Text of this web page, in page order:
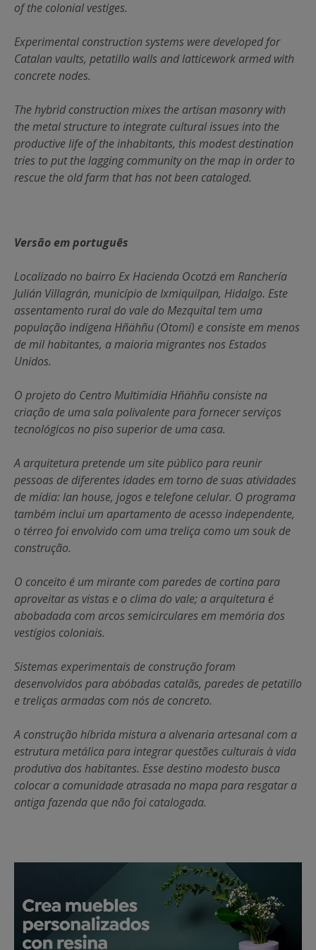
of the colonial vestiges.
Experimental construction systems were developed for
Catalan vaults, petatillo walls and latticework armed with
concrete nodes.
The hybrid construction mixes the artisan masonry with
the metal structure to integrate cultural issues into the
productive life of the inhabitants, this modest destination
tries to put the lagging community on the map in order to
rescue the old farm that has not been cataloged.
Versão em português
Localizado no bairro Ex Hacienda Ocotzá em Ranchería
Julián Villagrán, município de Ixmiquilpan, Hidalgo. Este
assentamento rural do vale do Mezquital tem uma
população indígena Hñähñu (Otomí) e consiste em menos
de mil habitantes, a maioria migrantes nos Estados
Unidos.
O projeto do Centro Multimídia Hñähñu consiste na
criação de uma sala polivalente para fornecer serviços
tecnológicos no piso superior de uma casa.
A arquitetura pretende um site público para reunir
pessoas de diferentes idades em torno de suas atividades
de mídia: lan house, jogos e telefone celular. O programa
também inclui um apartamento de acesso independente,
o térreo foi envolvido com uma treliça como um souk de
construção.
O conceito é um mirante com paredes de cortina para
aproveitar as vistas e o clima do vale; a arquitetura é
abobadada com arcos semicirculares em memória dos
vestígios coloniais.
Sistemas experimentais de construção foram
desenvolvidos para abóbadas catalãs, paredes de petatillo
e treliças armadas com nós de concreto.
A construção híbrida mistura a alvenaria artesanal com a
estrutura metálica para integrar questões culturais à vida
produtiva dos habitantes. Esse destino modesto busca
colocar a comunidade atrasada no mapa para resgatar a
antiga fazenda que não foi catalogada.